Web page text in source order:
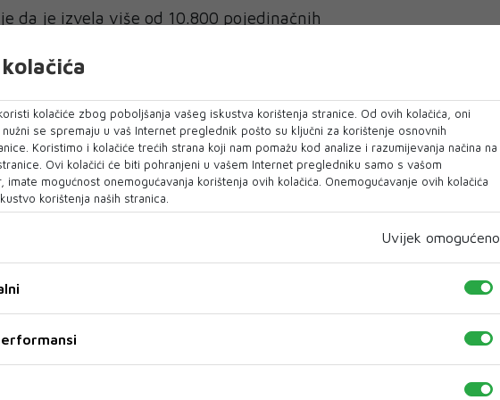
da je izvela više od 10.800 pojedinačnih
u Iranu, uključujući sustave protuzračne
postrojenja za proizvodnju oružja,
i zapovjedne strukture.
naselja
s konvencionalnim bojevim glavama, od kojih
stotina kilograma eksploziva, pogodilo je
uzrokujući znatnu štetu, izvijestio je
incidenata iranski projektili s kasetnim
područja, uzrokujući stotine odvojenih
ili onesposobio 60 posto od procijenjenih
projektila. Na početku rata vjerovalo se da Iran
kolačiće zbog poboljšanja vašeg iskustva korištenja stranice. Od ovih kolačića, oni
se spremaju u vaš Internet preglednik pošto su ključni za korištenje osnovnih
Koristimo i kolačiće trećih strana koji nam pomažu kod analize i razumijevanja načina na
Ovi kolačići će biti pohranjeni u vašem Internet pregledniku samo s vašom
imate mogućnost onemogućavanja korištenja ovih kolačića. Onemogućavanje ovih kolačića
korištenja naših stranica.
Uvijek omogućeno